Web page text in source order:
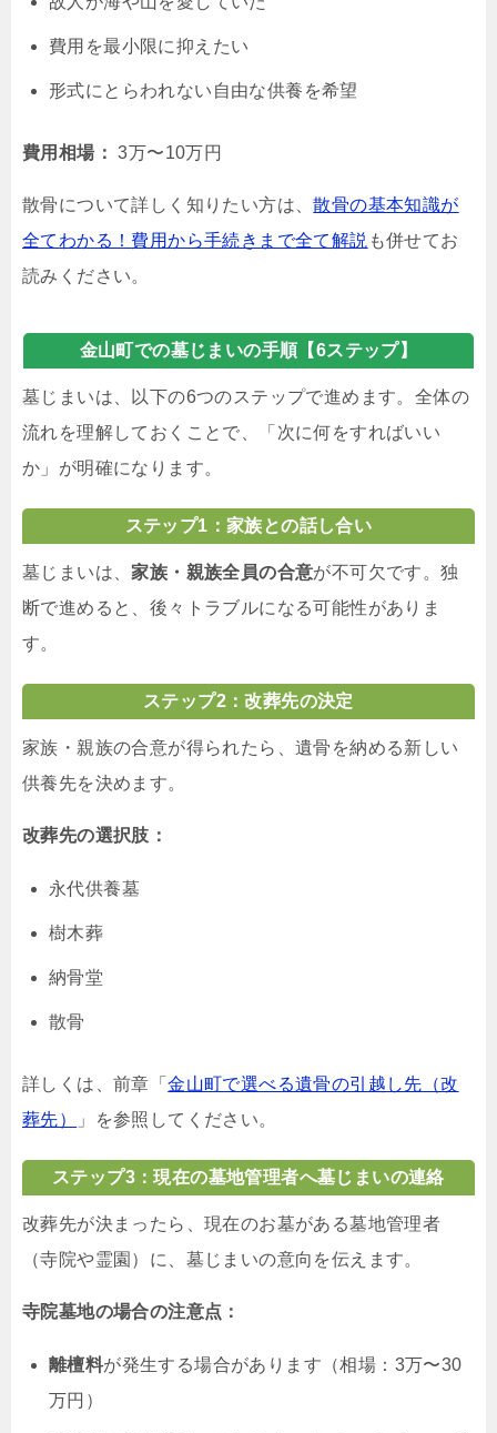
費用を最小限に抑えたい
形式にとらわれない自由な供養を希望
費用相場： 3万〜10万円
散骨について詳しく知りたい方は、散骨の基本知識が
全てわかる！費用から手続きまで全て解説 も併せてお
読みください。
金山町での墓じまいの手順【6ステップ】
墓じまいは、以下の6つのステップで進めます。全体の
流れを理解しておくことで、「次に何をすればいい
か」が明確になります。
ステップ1：家族との話し合い
墓じまいは、 家族・親族全員の合意が不可欠です。独
断で進めると、後々トラブルになる可能性がありま
す。
ステップ2：改葬先の決定
家族・親族の合意が得られたら、遺骨を納める新しい
供養先を決めます。
改葬先の選択肢：
永代供養墓
樹木葬
納骨堂
散骨
詳しくは、前章「金山町で選べる遺骨の引越し先（改
葬先）
」を参照してください。
ステップ3：現在の墓地管理者へ墓じまいの連絡
改葬先が決まったら、現在のお墓がある墓地管理者
（寺院や霊園）に、墓じまいの意向を伝えます。
寺院墓地の場合の注意点：
離檀料が発生する場合があります（相場：3万〜30
万円）